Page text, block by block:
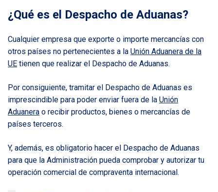
¿Qué es el Despacho de Aduanas?
Cualquier empresa que exporte o importe mercancías con
otros países no pertenecientes a la Unión Aduanera de la
UE tienen que realizar el Despacho de Aduanas.
Por consiguiente, tramitar el Despacho de Aduanas es
imprescindible para poder enviar fuera de la Unión
Aduanera o recibir productos, bienes o mercancías de
países terceros.
Y, además, es obligatorio hacer el Despacho de Aduanas
para que la Administración pueda comprobar y autorizar tu
operación comercial de compraventa internacional.